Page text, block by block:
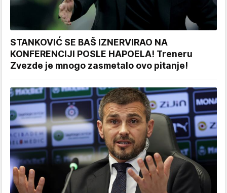
STANKOVIĆ SE BAŠ IZNERVIRAO NA
KONFERENCIJI POSLE HAPOELA! Treneru
Zvezde je mnogo zasmetalo ovo pitanje!